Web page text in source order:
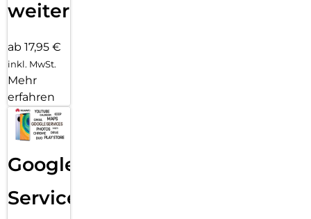
weiter
ab 17,95 €
inkl. MwSt.
Mehr
erfahren
Google
Services